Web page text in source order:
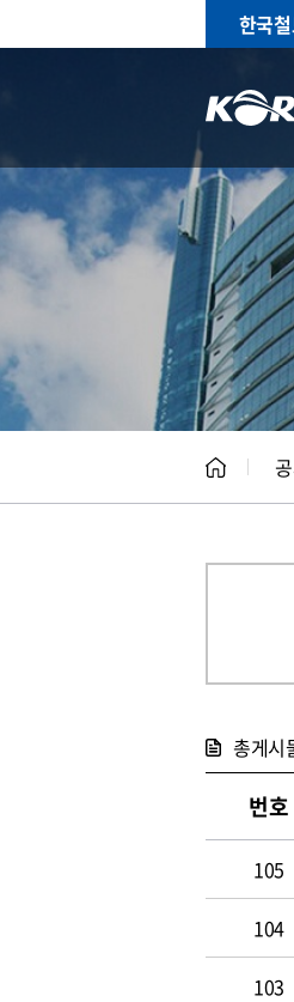
한국
CEO
총게시
번호
105
104
103